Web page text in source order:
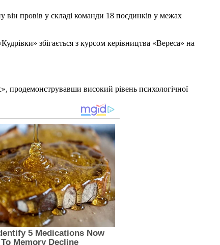
він провів у складі команди 18 поєдинків у межах
збігається з курсом керівництва «Вереса» на
продемонструвавши високий рівень психологічної